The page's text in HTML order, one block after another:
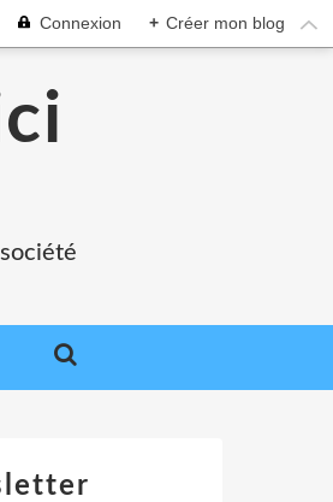
Connexion + Créer mon blog